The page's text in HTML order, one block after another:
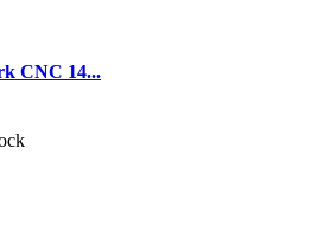
CNC 14...